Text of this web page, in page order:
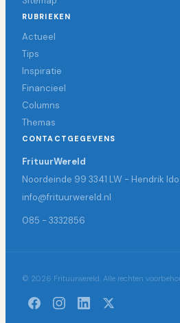
RUBRIEKEN
Actueel
Tips
Inspiratie
Financieel
Columns
Themas
CONTACTGEGEVENS
FrituurWereld
Noordeinde 99 3341 LW - Hendrik
info@frituurwereld.nl
085 - 3332856
© 2026 Frituurwereld. Alle rechten